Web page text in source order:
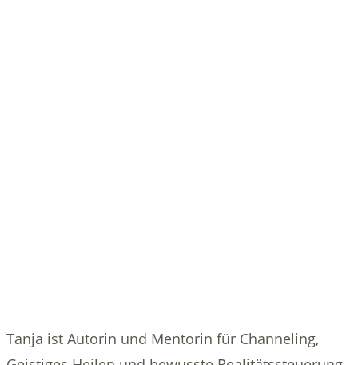
Tanja ist Autorin und Mentorin für Channeling,